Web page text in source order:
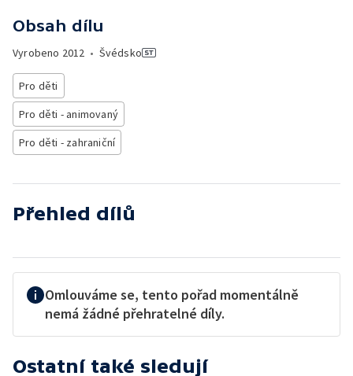
Obsah dílu
Vyrobeno 2012 • Švédsko
Pro děti
Pro děti - animovaný
Pro děti - zahraniční
Přehled dílů
Omlouváme se, tento pořad momentálně
nemá žádné přehratelné díly.
Ostatní také sledují